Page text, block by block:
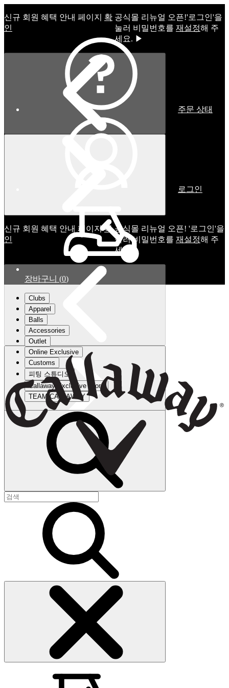
신규 회원 혜택 안내 페이지 확
인
공식몰 리뉴얼 오픈!ㅤ'로그인'을
눌러 비밀번호를 재설정해 주
세요. ▶
신규 회원 혜택 안내 페이지확
인
공식몰 리뉴얼 오픈! '로그인'을
눌러 비밀번호를 재설정해 주
세요.
주문 상태
로그인
장바구니 (0)
Clubs
Apparel
Balls
Accessories
Outlet
Online Exclusive
Customs
피팅 스튜디오
Callaway Exclusive Store
TEAM CALLAWAY